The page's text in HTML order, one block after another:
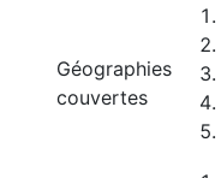
Géographies
couvertes